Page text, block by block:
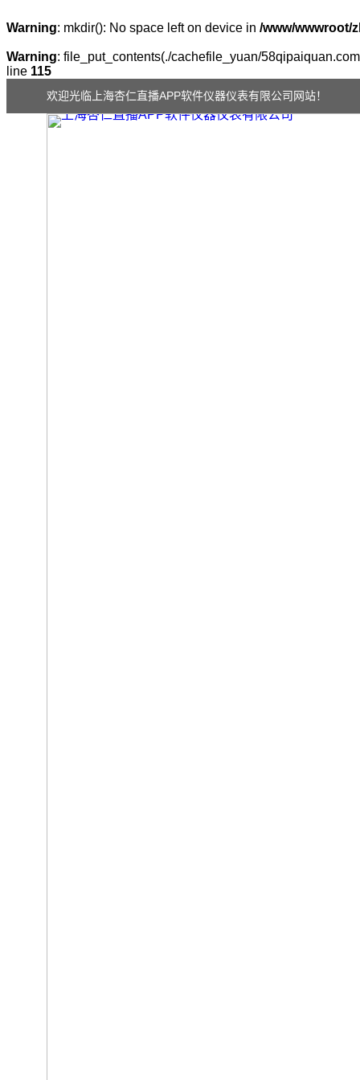
Warning: mkdir(): No space left on device in /www/wwwroot/
Warning: file_put_contents(./cachefile_yuan/
line 115
欢迎光临上海杏仁直播APP软件仪器仪表有限公司网站！